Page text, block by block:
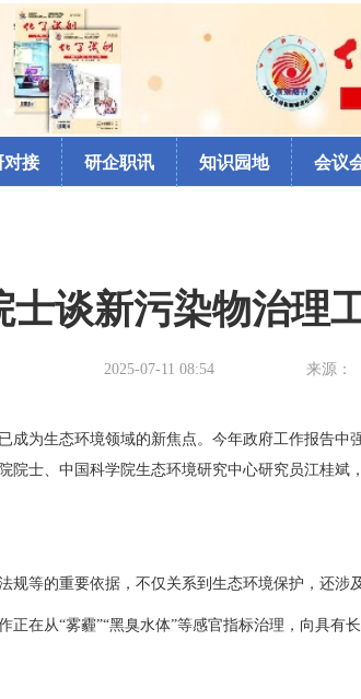
对接 研企职讯 知识园地 会议
士谈新污染物治理
2025-07-11 08:54 来源：
成为生态环境领域的新焦点。今年政府工作报告
院士、中国科学院生态环境研究中心研究员江桂
等的重要依据，不仅关系到生态环境保护，还涉
在从“雾霾”“黑臭水体”等感官指标治理，向具有